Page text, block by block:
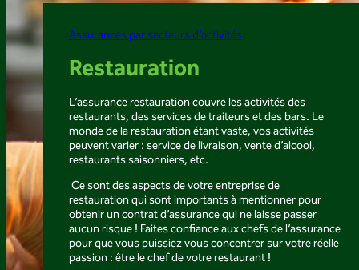
Assurances par secteurs d’activités
Restauration
L’assurance restauration couvre les activités des
restaurants, des services de traiteurs et des bars. Le
monde de la restauration étant vaste, vos activités
peuvent varier : service de livraison, vente d’alcool,
restaurants saisonniers, etc.
Ce sont des aspects de votre entreprise de
restauration qui sont importants à mentionner pour
obtenir un contrat d’assurance qui ne laisse passer
aucun risque ! Faites confiance aux chefs de l’assurance
pour que vous puissiez vous concentrer sur votre réelle
passion : être le chef de votre restaurant !